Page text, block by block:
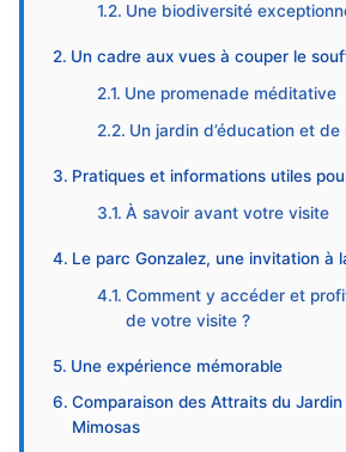
Une biodiversité
Un cadre aux vues à couper le
Une promenade méditative
Un jardin d’éducation et
Pratiques et informations utiles
À savoir avant votre visite
Le parc Gonzalez, une invitation à
Comment y accéder et
de votre visite ?
Une expérience mémorable
Comparaison des Attraits du
Mimosas